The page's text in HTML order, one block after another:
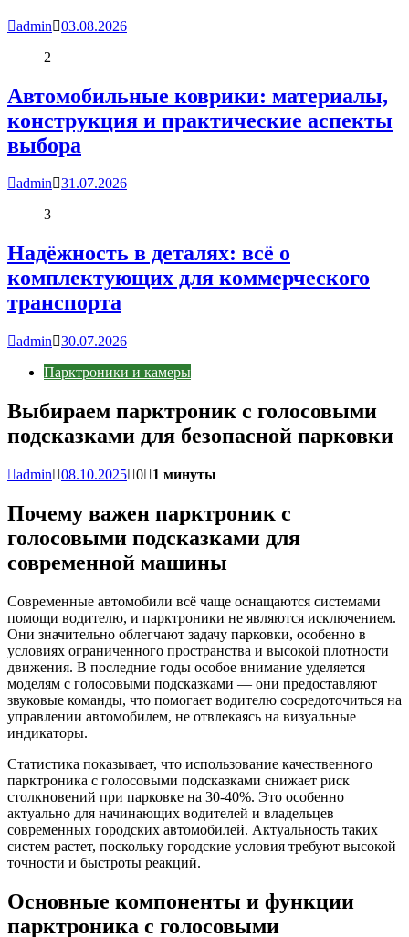
admin
03.08.2026
2
Автомобильные коврики: материалы,
конструкция и практические аспекты
выбора
admin 31.07.2026
3
Надёжность в деталях: всё о
комплектующих для коммерческого
транспорта
admin
30.07.2026
Парктроники и камеры
Выбираем парктроник с голосовыми
подсказками для безопасной парковки
admin 08.10.2025 0 1 минуты
Почему важен парктроник с
голосовыми подсказками для
современной машины
Современные автомобили всё чаще оснащаются системами
помощи водителю, и парктроники не являются исключением.
Они значительно облегчают задачу парковки, особенно в
условиях ограниченного пространства и высокой плотности
движения. В последние годы особое внимание уделяется
моделям с голосовыми подсказками — они предоставляют
звуковые команды, что помогает водителю сосредоточиться на
управлении автомобилем, не отвлекаясь на визуальные
индикаторы.
Статистика показывает, что использование качественного
парктроника с голосовыми подсказками снижает риск
столкновений при парковке на 30-40%. Это особенно
актуально для начинающих водителей и владельцев
современных городских автомобилей. Актуальность таких
систем растет, поскольку городские условия требуют высокой
точности и быстроты реакций.
Основные компоненты и функции
парктроника с голосовыми